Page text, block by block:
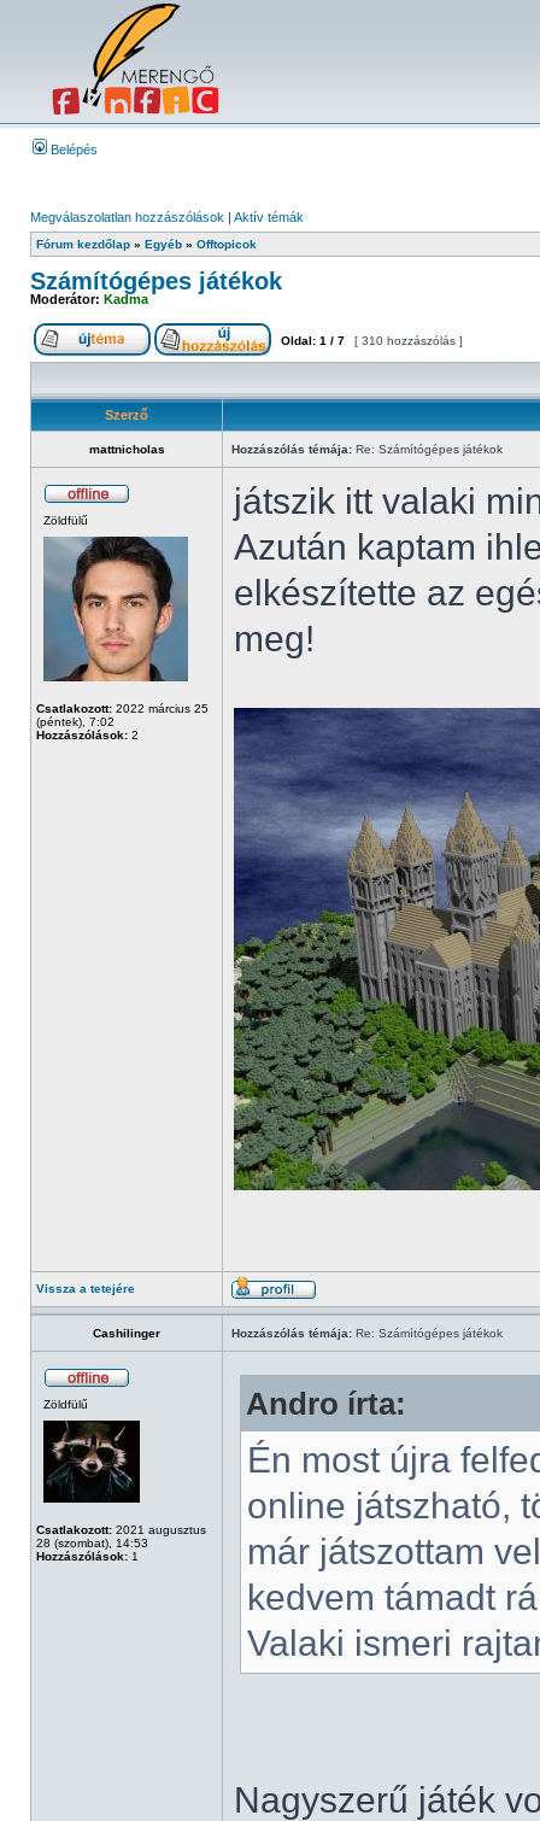
Belépés
Megválaszolatlan hozzászólások | Aktív témák
Fórum kezdőlap » Egyéb » Offtopicok
Számítógépes játékok
Moderátor: Kadma
Oldal: 1 / 7 [ 310 hozzászólás ]
Szerző
mattnicholas Hozzászólás témája: Re: Számítógépes játékok
Zöldfülű
Csatlakozott: 2022 március 25
(péntek), 7:02
Hozzászólások: 2
játszik itt valaki
Azután kaptam
elkészítette az
meg!
Vissza a tetejére
Cashilinger Hozzászólás témája: Re: Számítógépes játékok
Zöldfülű
Csatlakozott: 2021 augusztus
28 (szombat), 14:53
Hozzászólások: 1
Andro írta:
Én most újra
online játszható,
már játszottam
kedvem támadt
Valaki ismeri
Nagyszerű játék